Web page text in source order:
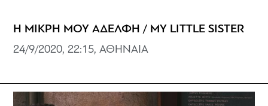
Η ΜΙΚΡΗ ΜΟΥ ΑΔΕΛΦΗ / MY LITTLE SISTER
24/9/2020, 22:15, ΑΘΗΝΑΙΑ